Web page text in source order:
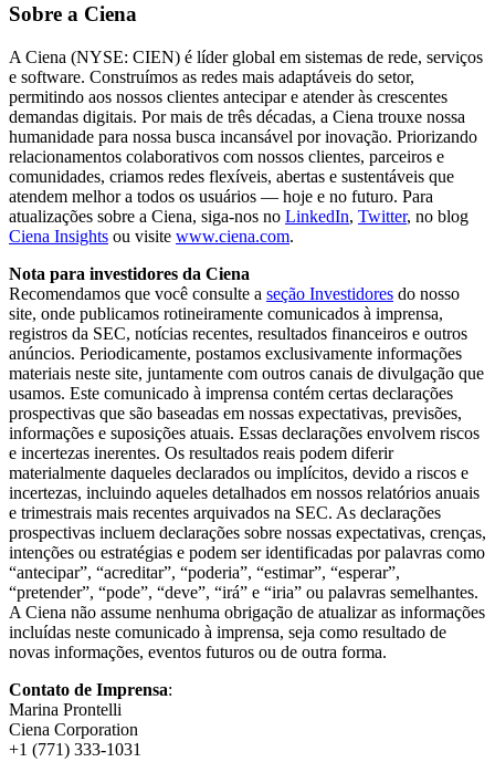
Sobre a Ciena
A Ciena (NYSE: CIEN) é líder global em sistemas de rede, serviços
e software. Construímos as redes mais adaptáveis ​​do setor,
permitindo aos nossos clientes antecipar e atender às crescentes
demandas digitais. Por mais de três décadas, a Ciena trouxe nossa
humanidade para nossa busca incansável por inovação. Priorizando
relacionamentos colaborativos com nossos clientes, parceiros e
comunidades, criamos redes flexíveis, abertas e sustentáveis ​​que
atendem melhor a todos os usuários — hoje e no futuro. Para
atualizações sobre a Ciena, siga-nos no LinkedIn, Twitter, no blog
Ciena Insights ou visite www.ciena.com.
Nota para investidores da Ciena
Recomendamos que você consulte a seção Investidores do nosso
site, onde publicamos rotineiramente comunicados à imprensa,
registros da SEC, notícias recentes, resultados financeiros e outros
anúncios. Periodicamente, postamos exclusivamente informações
materiais neste site, juntamente com outros canais de divulgação que
usamos. Este comunicado à imprensa contém certas declarações
prospectivas que são baseadas em nossas expectativas, previsões,
informações e suposições atuais. Essas declarações envolvem riscos
e incertezas inerentes. Os resultados reais podem diferir
materialmente daqueles declarados ou implícitos, devido a riscos e
incertezas, incluindo aqueles detalhados em nossos relatórios anuais
e trimestrais mais recentes arquivados na SEC. As declarações
prospectivas incluem declarações sobre nossas expectativas, crenças,
intenções ou estratégias e podem ser identificadas por palavras como
“antecipar”, “acreditar”, “poderia”, “estimar”, “esperar”,
“pretender”, “pode”, “deve”, “irá” e “iria” ou palavras semelhantes.
A Ciena não assume nenhuma obrigação de atualizar as informações
incluídas neste comunicado à imprensa, seja como resultado de
novas informações, eventos futuros ou de outra forma.
Contato de Imprensa:
Marina Prontelli
Ciena Corporation
+1 (771) 333-1031